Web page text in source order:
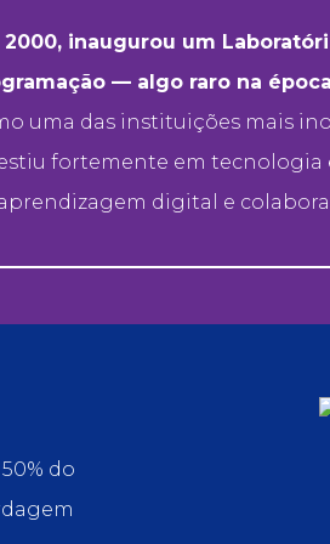
2000, inaugurou um
— algo raro na
uma das instituições mais
fortemente em
digital e
do